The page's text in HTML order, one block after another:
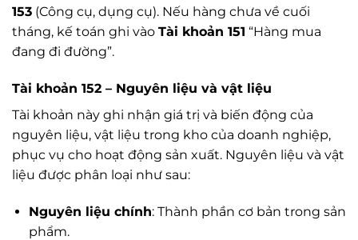
153 (Công cụ, dụng cụ). Nếu hàng chưa về cuối
tháng, kế toán ghi vào Tài khoản 151 “Hàng mua
đang đi đường”.
Tài khoản 152 – Nguyên liệu và vật liệu
Tài khoản này ghi nhận giá trị và biến động của
nguyên liệu, vật liệu trong kho của doanh nghiệp,
phục vụ cho hoạt động sản xuất. Nguyên liệu và vật
liệu được phân loại như sau:
Nguyên liệu chính: Thành phần cơ bản trong sản
phẩm.